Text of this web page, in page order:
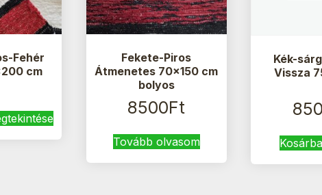
Fehér
cm
Fekete-Piros
Átmenetes 70×150 cm
bolyos
8500Ft
Tovább olvasom
Kék-
Vissza